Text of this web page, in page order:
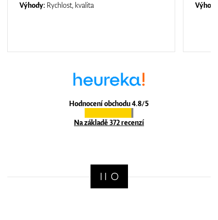
Hodnocení obchodu 4.8/5
Na základě 372 recenzí
Výhody: Rychlost, kvalita